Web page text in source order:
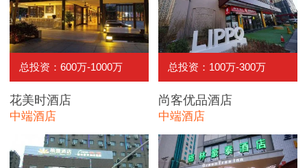
总投资：600万-1000万
花美时酒店
中端酒店
总投资：100万-300万
尚客优品酒店
中端酒店